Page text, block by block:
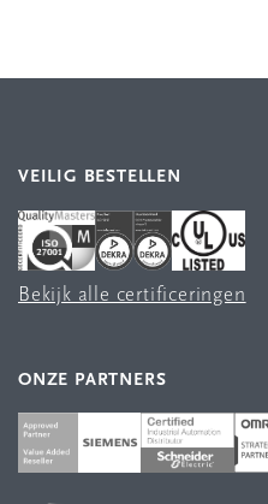
VEILIG BESTELLEN
Bekijk alle certificeringen
ONZE PARTNERS